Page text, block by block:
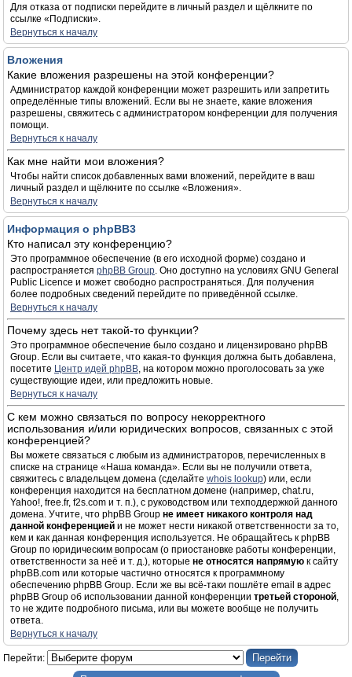
Для отказа от подписки перейдите в личный раздел и щёлкните по
ссылке «Подписки».
Вернуться к началу
Вложения
Какие вложения разрешены на этой конференции?
Администратор каждой конференции может разрешить или запретить
определённые типы вложений. Если вы не знаете, какие вложения
разрешены, свяжитесь с администратором конференции для получения
помощи.
Вернуться к началу
Как мне найти мои вложения?
Чтобы найти список добавленных вами вложений, перейдите в ваш
личный раздел и щёлкните по ссылке «Вложения».
Вернуться к началу
Информация о phpBB3
Кто написал эту конференцию?
Это программное обеспечение (в его исходной форме) создано и
распространяется phpBB Group. Оно доступно на условиях GNU General
Public Licence и может свободно распространяться. Для получения
более подробных сведений перейдите по приведённой ссылке.
Вернуться к началу
Почему здесь нет такой-то функции?
Это программное обеспечение было создано и лицензировано phpBB
Group. Если вы считаете, что какая-то функция должна быть добавлена,
посетите Центр идей phpBB, на котором можно проголосовать за уже
существующие идеи, или предложить новые.
Вернуться к началу
С кем можно связаться по вопросу некорректного
использования и/или юридических вопросов, связанных с этой
конференцией?
Вы можете связаться с любым из администраторов, перечисленных в
списке на странице «Наша команда». Если вы не получили ответа,
свяжитесь с владельцем домена (сделайте whois lookup) или, если
конференция находится на бесплатном домене (например, chat.ru,
Yahoo!, free.fr, f2s.com и т. п.), с руководством или техподдержкой данного
домена. Учтите, что phpBB Group не имеет никакого контроля над
данной конференцией и не может нести никакой ответственности за то,
кем и как данная конференция используется. Не обращайтесь к phpBB
Group по юридическим вопросам (о приостановке работы конференции,
ответственности за неё и т. д.), которые не относятся напрямую к сайту
phpBB.com или которые частично относятся к программному
обеспечению phpBB Group. Если же вы всё-таки пошлёте email в адрес
phpBB Group об использовании данной конференции третьей стороной,
то не ждите подробного письма, или вы можете вообще не получить
ответа.
Вернуться к началу
Перейти: